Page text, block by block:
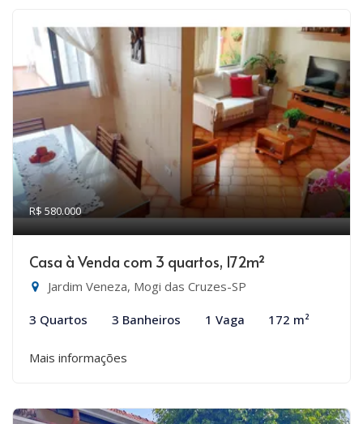
R$ 580.000
Casa à Venda com 3 quartos, 172m²
Jardim Veneza, Mogi das Cruzes-SP
3 Quartos 3 Banheiros 1 Vaga 172 m²
Mais informações